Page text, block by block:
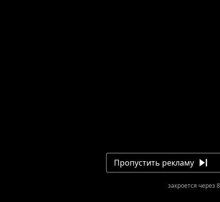
Пропустить рекламу
закроется через 8